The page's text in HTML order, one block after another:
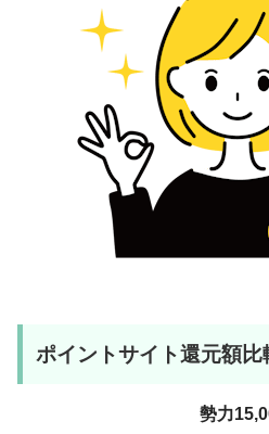
ポイントサイト還元額比
勢力